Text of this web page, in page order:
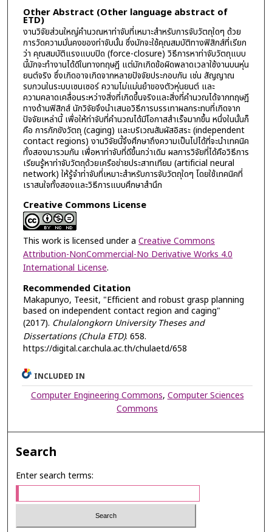
Other Abstract (Other language abstract of
ETD)
งานวิจัยส่วนใหญ่คำนวณหาท่าจับที่เหมาะสำหรับการจับวัตถุใดๆ ด้วย
การวัดความมั่นคงของท่าจับนั้น ซึ่งมักจะใช้คุณสมบัติทางฟิสิกส์ที่เรียก
ว่า คุณสมบัติแรงแบบปิด (force-closure) วิธีการหาท่าจับวัตถุแบบ
นี้มักจะทำงานได้ดีในทางทฤษฎี แต่มักเกิดข้อผิดพลาดเวลาใช้งานบนหุ่น
ยนต์จริง ซึ่งเกิดอาจเกิดจากหลายปัจจัยประกอบกัน เช่น สัญญาณ
รบกวนในระบบเซนเซอร์ ความไม่แม่นยำของตัวหุ่นยนต์ และ
ความคลาดเคลื่อนระหว่างสิ่งที่เกิดขึ้นจริงและสิ่งที่คำนวณได้จากทฤษฎี
ทางด้านฟิสิกส์ นักวิจัยจึงนำเสนอวิธีการบรรเทาผลกระทบที่เกิดจาก
ปัจจัยเหล่านี้ เพื่อให้ท่าจับที่คำนวณได้มีโอกาสสำเร็จมากขึ้น หนึ่งในนั้นก็
คือ การกักขังวัตถุ (caging) และบริเวณสัมผัสอิสระ (independent
contact regions) งานวิจัยนี้จึงศึกษาถึงความเป็นไปได้ที่จะนำเทคนิค
ทั้งสองมารวมกัน เพื่อหาท่าจับที่ดีขึ้นกว่าเดิม ผลการวิจัยที่ได้คือวิธีการ
เรียนรู้หาท่าจับวัตถุด้วยเครือข่ายประสาทเทียม (artificial neural
network) ให้รู้จำท่าจับที่เหมาะสำหรับการจับวัตถุใดๆ โดยใช้เทคนิคที่
เราสนใจทั้งสองและวิธีการแบบศึกษาสำนึก
Creative Commons License
This work is licensed under a Creative Commons
Attribution-NonCommercial-No Derivative Works 4.0
International License.
Recommended Citation
Makapunyo, Teesit, "Efficient and robust grasp planning
based on independent contact region and caging"
(2017). Chulalongkorn University Theses and
Dissertations (Chula ETD). 658.
https://digital.car.chula.ac.th/chulaetd/658
INCLUDED IN
Computer Engineering Commons, Computer Sciences
Commons
Search
Enter search terms: